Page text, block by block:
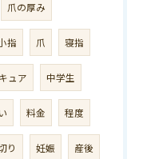
爪の厚み
指 爪 寝指
ュア 中学生
料金 程度
り 妊娠 産後